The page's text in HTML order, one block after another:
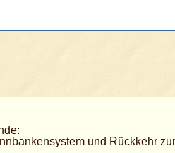
und Rückkehr